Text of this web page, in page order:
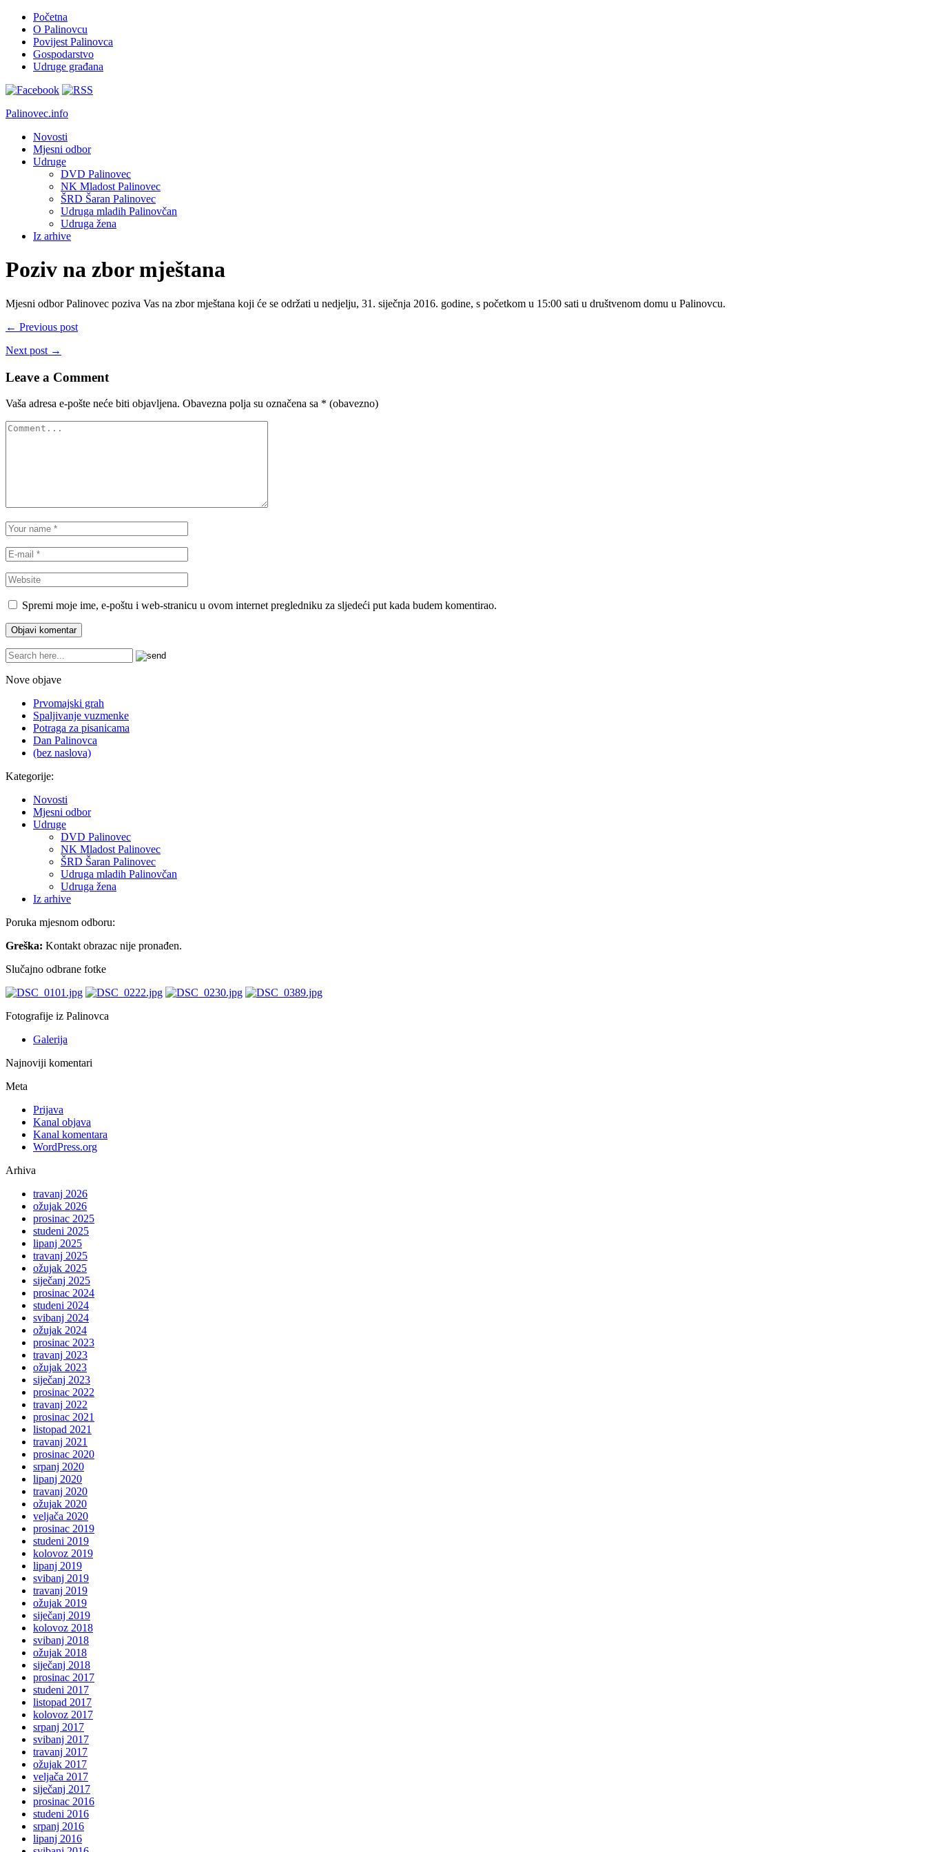
Početna
O Palinovcu
Povijest Palinovca
Gospodarstvo
Udruge građana
Palinovec.info
Novosti
Mjesni odbor
Udruge
DVD Palinovec
NK Mladost Palinovec
ŠRD Šaran Palinovec
Udruga mladih Palinovčan
Udruga žena
Iz arhive
Poziv na zbor mještana
Mjesni odbor Palinovec poziva Vas na zbor mještana koji će se održati u nedjelju, 31. siječnja 2016. godine, s početkom u 15:00 sati u društvenom domu u Palinovcu.
← Previous post
Next post →
Leave a Comment
Vaša adresa e-pošte neće biti objavljena. Obavezna polja su označena sa * (obavezno)
Spremi moje ime, e-poštu i web-stranicu u ovom internet pregledniku za sljedeći put kada budem komentirao.
Nove objave
Prvomajski grah
Spaljivanje vuzmenke
Potraga za pisanicama
Dan Palinovca
(bez naslova)
Kategorije:
Novosti
Mjesni odbor
Udruge
DVD Palinovec
NK Mladost Palinovec
ŠRD Šaran Palinovec
Udruga mladih Palinovčan
Udruga žena
Iz arhive
Poruka mjesnom odboru:
Greška: Kontakt obrazac nije pronađen.
Slučajno odbrane fotke
Fotografije iz Palinovca
Galerija
Najnoviji komentari
Meta
Prijava
Kanal objava
Kanal komentara
WordPress.org
Arhiva
travanj 2026
ožujak 2026
prosinac 2025
studeni 2025
lipanj 2025
travanj 2025
ožujak 2025
siječanj 2025
prosinac 2024
studeni 2024
svibanj 2024
ožujak 2024
prosinac 2023
travanj 2023
ožujak 2023
siječanj 2023
prosinac 2022
travanj 2022
prosinac 2021
listopad 2021
travanj 2021
prosinac 2020
srpanj 2020
lipanj 2020
travanj 2020
ožujak 2020
veljača 2020
prosinac 2019
studeni 2019
kolovoz 2019
lipanj 2019
svibanj 2019
travanj 2019
ožujak 2019
siječanj 2019
kolovoz 2018
svibanj 2018
ožujak 2018
siječanj 2018
prosinac 2017
studeni 2017
listopad 2017
kolovoz 2017
srpanj 2017
svibanj 2017
travanj 2017
ožujak 2017
veljača 2017
siječanj 2017
prosinac 2016
studeni 2016
srpanj 2016
lipanj 2016